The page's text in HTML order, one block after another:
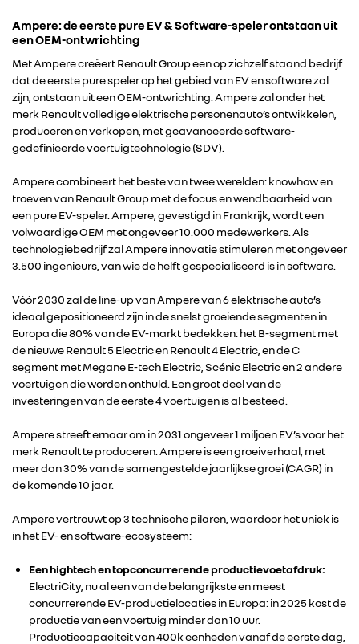
Ampere: de eerste pure EV & Software-speler ontstaan uit
een OEM-ontwrichting
Met Ampere creëert Renault Group een op zichzelf staand bedrijf
dat de eerste pure speler op het gebied van EV en software zal
zijn, ontstaan uit een OEM-ontwrichting. Ampere zal onder het
merk Renault volledige elektrische personenauto’s ontwikkelen,
produceren en verkopen, met geavanceerde software-
gedefinieerde voertuigtechnologie (SDV).
Ampere combineert het beste van twee werelden: knowhow en
troeven van Renault Group met de focus en wendbaarheid van
een pure EV-speler. Ampere, gevestigd in Frankrijk, wordt een
volwaardige OEM met ongeveer 10.000 medewerkers. Als
technologiebedrijf zal Ampere innovatie stimuleren met ongeveer
3.500 ingenieurs, van wie de helft gespecialiseerd is in software.
Vóór 2030 zal de line-up van Ampere van 6 elektrische auto’s
ideaal gepositioneerd zijn in de snelst groeiende segmenten in
Europa die 80% van de EV-markt bedekken: het B-segment met
de nieuwe Renault 5 Electric en Renault 4 Electric, en de C
segment met Megane E-tech Electric, Scénic Electric en 2 andere
voertuigen die worden onthuld. Een groot deel van de
investeringen van de eerste 4 voertuigen is al besteed.
Ampere streeft ernaar om in 2031 ongeveer 1 miljoen EV’s voor het
merk Renault te produceren. Ampere is een groeiverhaal, met
meer dan 30% van de samengestelde jaarlijkse groei (CAGR) in
de komende 10 jaar.
Ampere vertrouwt op 3 technische pilaren, waardoor het uniek is
in het EV- en software-ecosysteem:
Een hightech en topconcurrerende productievoetafdruk:
ElectriCity, nu al een van de belangrijkste en meest
concurrerende EV-productielocaties in Europa: in 2025 kost de
productie van een voertuig minder dan 10 uur.
Productiecapaciteit van 400k eenheden vanaf de eerste dag,